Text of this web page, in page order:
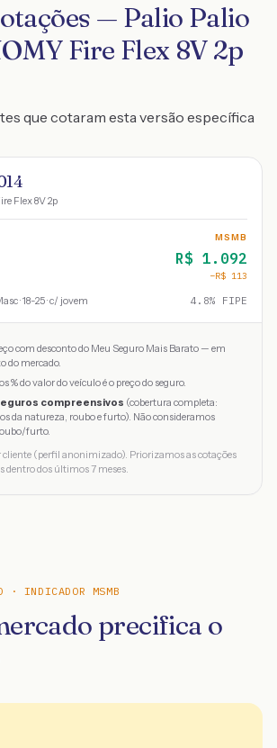
— Palio Palio
Fire Flex 8V 2p
que cotaram esta versão específica
Flex 8V 2p
MSMB
R$ 1.092
−R$ 113
· 18-25 · c/ jovem 4.8% FIPE
com desconto do Meu Seguro Mais Barato — em
do mercado.
% do valor do veículo é o preço do seguro.
compreensivos (cobertura completa:
da natureza, roubo e furto). Não consideramos
furto.
cliente (perfil anonimizado). Priorizamos as cotações
dentro dos últimos 7 meses.
· INDICADOR MSMB
precifica o